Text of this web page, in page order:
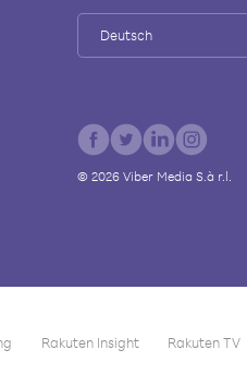
Deutsch
© 2026 Viber Media S.à r.l.
Rakuten Insight Rakuten TV